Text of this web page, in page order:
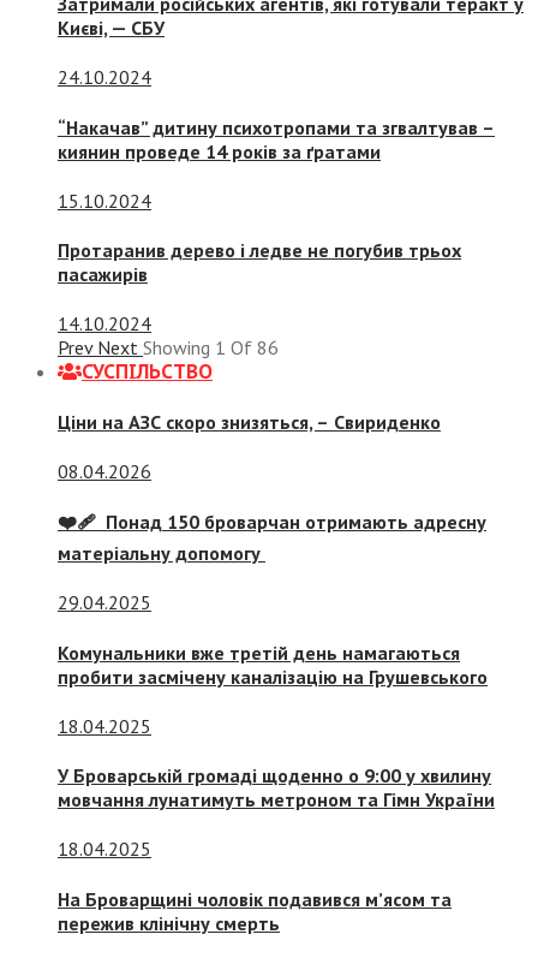
Києві, — СБУ
24.10.2024
“Накачав” дитину психотропами та згвалтував –
киянин проведе 14 років за ґратами
15.10.2024
Протаранив дерево і ледве не погубив трьох
пасажирів
14.10.2024
Prev Next Showing 1 Of 86
СУСПIЛЬСТВО
Ціни на АЗС скоро знизяться, – Свириденко
08.04.2026
❤️‍🩹 Понад 150 броварчан отримають адресну
матеріальну допомогу
29.04.2025
Комунальники вже третій день намагаються
пробити засмічену каналізацію на Грушевського
18.04.2025
У Броварській громаді щоденно о 9:00 у хвилину
мовчання лунатимуть метроном та Гімн України
18.04.2025
На Броварщині чоловік подавився м’ясом та
пережив клінічну смерть